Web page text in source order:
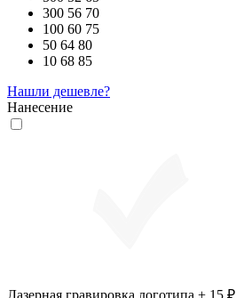
300 56 70
100 60 75
50 64 80
10 68 85
Нашли дешевле?
Нанесение
Лазерная гравировка логотипа + 15 ₽